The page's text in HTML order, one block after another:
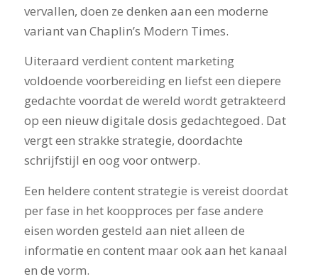
vervallen, doen ze denken aan een moderne
variant van Chaplin’s Modern Times.
Uiteraard verdient content marketing
voldoende voorbereiding en liefst een diepere
gedachte voordat de wereld wordt getrakteerd
op een nieuw digitale dosis gedachtegoed. Dat
vergt een strakke strategie, doordachte
schrijfstijl en oog voor ontwerp.
Een heldere content strategie is vereist doordat
per fase in het koopproces per fase andere
eisen worden gesteld aan niet alleen de
informatie en content maar ook aan het kanaal
en de vorm.